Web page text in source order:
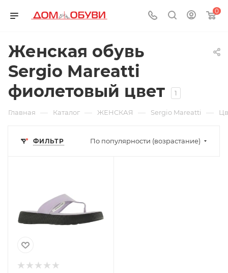
0
Женская обувь
Sergio Mareatti
фиолетовый цвет
1
Главная — Каталог — ЖЕНСКАЯ — Sergio Mareatti —
ФИЛЬТР По популярности (возрастание)